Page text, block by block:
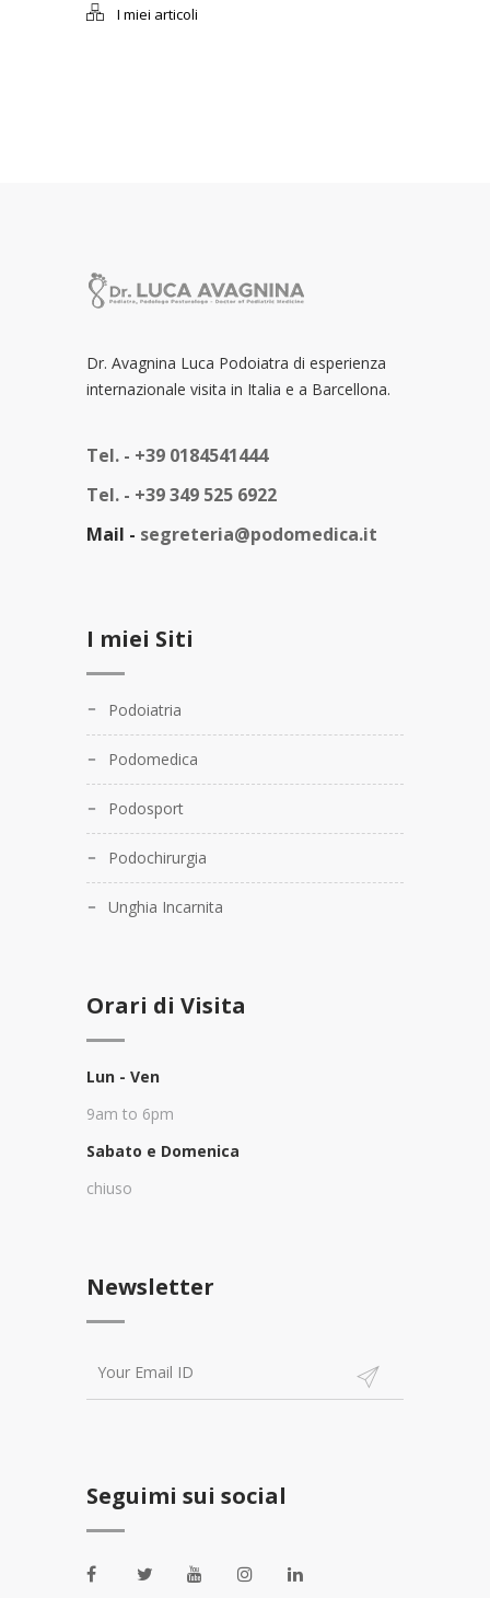
I miei articoli
Dr. Avagnina Luca Podoiatra di esperienza
internazionale visita in Italia e a Barcellona.
Tel. - +39 0184541444
Tel. - +39 349 525 6922
Mail - segreteria@podomedica.it
I miei Siti
Podoiatria
Podomedica
Podosport
Podochirurgia
Unghia Incarnita
Orari di Visita
Lun - Ven
9am to 6pm
Sabato e Domenica
chiuso
Newsletter
Seguimi sui social